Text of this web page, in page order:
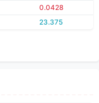
0.0428
23.375